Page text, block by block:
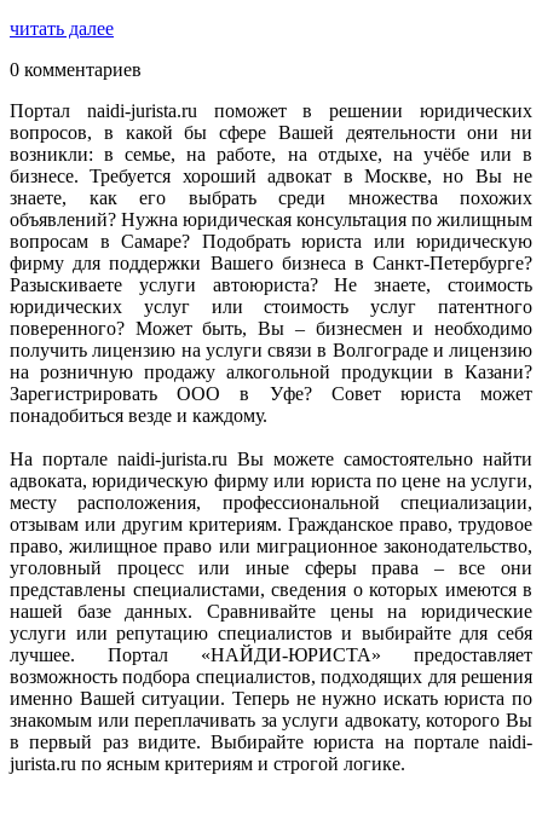
читать далее
0 комментариев
Портал naidi-jurista.ru поможет в решении юридических
вопросов, в какой бы сфере Вашей деятельности они ни
возникли: в семье, на работе, на отдыхе, на учёбе или в
бизнесе. Требуется хороший адвокат в Москве, но Вы не
знаете, как его выбрать среди множества похожих
объявлений? Нужна юридическая консультация по жилищным
вопросам в Самаре? Подобрать юриста или юридическую
фирму для поддержки Вашего бизнеса в Санкт-Петербурге?
Разыскиваете услуги автоюриста? Не знаете, стоимость
юридических услуг или стоимость услуг патентного
поверенного? Может быть, Вы – бизнесмен и необходимо
получить лицензию на услуги связи в Волгограде и лицензию
на розничную продажу алкогольной продукции в Казани?
Зарегистрировать ООО в Уфе? Совет юриста может
понадобиться везде и каждому.
На портале naidi-jurista.ru Вы можете самостоятельно найти
адвоката, юридическую фирму или юриста по цене на услуги,
месту расположения, профессиональной специализации,
отзывам или другим критериям. Гражданское право, трудовое
право, жилищное право или миграционное законодательство,
уголовный процесс или иные сферы права – все они
представлены специалистами, сведения о которых имеются в
нашей базе данных. Сравнивайте цены на юридические
услуги или репутацию специалистов и выбирайте для себя
лучшее. Портал «НАЙДИ-ЮРИСТА» предоставляет
возможность подбора специалистов, подходящих для решения
именно Вашей ситуации. Теперь не нужно искать юриста по
знакомым или переплачивать за услуги адвокату, которого Вы
в первый раз видите. Выбирайте юриста на портале naidi-
jurista.ru по ясным критериям и строгой логике.